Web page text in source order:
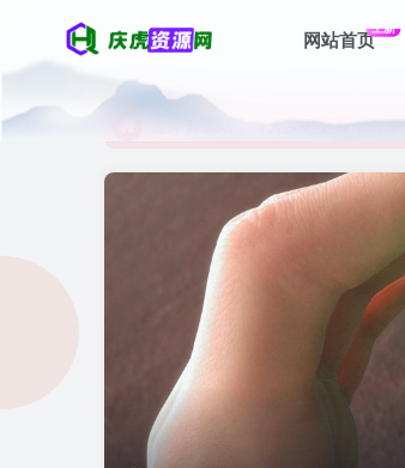
网站首页
上新
资深资源站，每天实时更新，海量
【启明网】找项目 + 低成本创业
资深资源站，每天实时更新，海量
【启明网】找项目 + 低成本创业